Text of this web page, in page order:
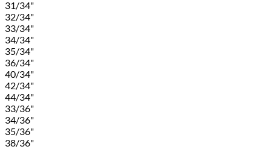
31/34"
32/34"
33/34"
34/34"
35/34"
36/34"
40/34"
42/34"
44/34"
33/36"
34/36"
35/36"
38/36"